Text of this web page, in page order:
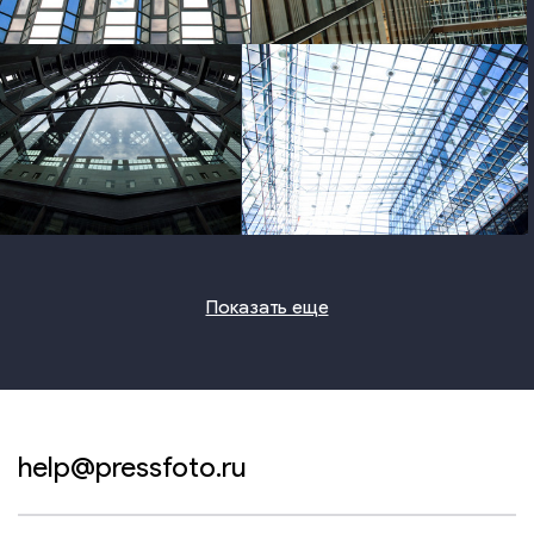
photo photo
photo photo
Показать еще
help@pressfoto.ru